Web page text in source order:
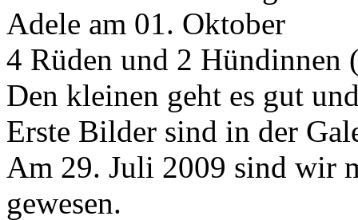
Adele am 01. Oktober
4 Rüden und 2 Hündinnen
Den kleinen geht es gut
Erste Bilder sind in der
Am 29. Juli 2009 sind wir
gewesen.